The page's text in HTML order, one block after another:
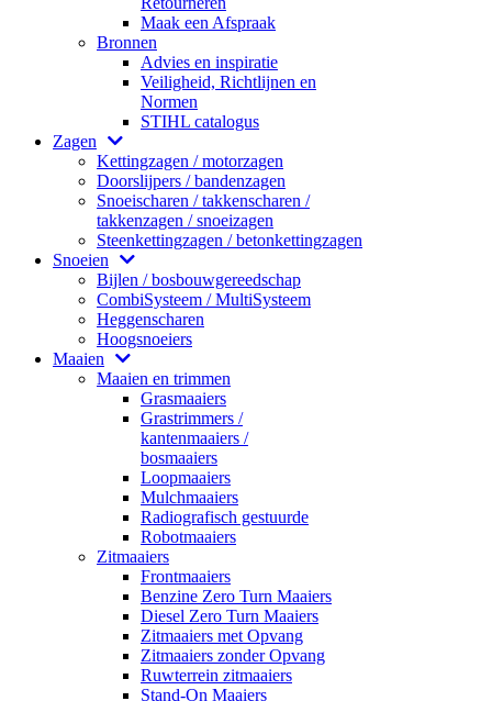
Maak een Afspraak
Bronnen
Advies en inspiratie
Veiligheid, Richtlijnen en
Normen
STIHL catalogus
Zagen
Kettingzagen / motorzagen
Doorslijpers / bandenzagen
Snoeischaren / takkenscharen /
takkenzagen / snoeizagen
Steenkettingzagen / betonkettingzagen
Snoeien
Bijlen / bosbouwgereedschap
CombiSysteem / MultiSysteem
Heggenscharen
Hoogsnoeiers
Maaien
Maaien en trimmen
Grasmaaiers
Grastrimmers /
kantenmaaiers /
bosmaaiers
Loopmaaiers
Mulchmaaiers
Radiografisch gestuurde
Robotmaaiers
Zitmaaiers
Frontmaaiers
Benzine Zero Turn Maaiers
Diesel Zero Turn Maaiers
Zitmaaiers met Opvang
Zitmaaiers zonder Opvang
Ruwterrein zitmaaiers
Stand-On Maaiers